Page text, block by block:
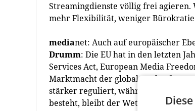
Streamingdienste völlig frei agieren.
mehr Flexibilität, weniger
medianet: Auch auf europäischer
Drumm: Die EU hat in den letzten
Services Act, European Media
Marktmacht der globalen
stärker reguliert, während
besteht, bleibt der Wettbewerb